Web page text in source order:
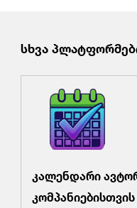
სხვა
კალენდარი
კომპანიებისთვის